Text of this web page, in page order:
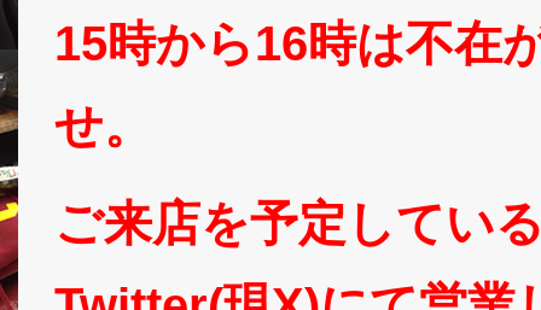
15時から16時は不在
せ。
ご来店を予定してい